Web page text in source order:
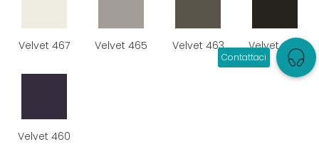
Velvet 467 Velvet 465 Velvet 463 Velvet 466
Velvet 460